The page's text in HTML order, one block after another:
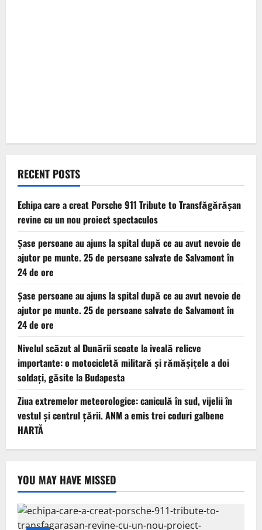
RECENT POSTS
Echipa care a creat Porsche 911 Tribute to Transfăgărășan
revine cu un nou proiect spectaculos
Șase persoane au ajuns la spital după ce au avut nevoie de
ajutor pe munte. 25 de persoane salvate de Salvamont în
24 de ore
Șase persoane au ajuns la spital după ce au avut nevoie de
ajutor pe munte. 25 de persoane salvate de Salvamont în
24 de ore
Nivelul scăzut al Dunării scoate la iveală relicve
importante: o motocicletă militară și rămășițele a doi
soldați, găsite la Budapesta
Ziua extremelor meteorologice: caniculă în sud, vijelii în
vestul și centrul țării. ANM a emis trei coduri galbene
HARTĂ
YOU MAY HAVE MISSED